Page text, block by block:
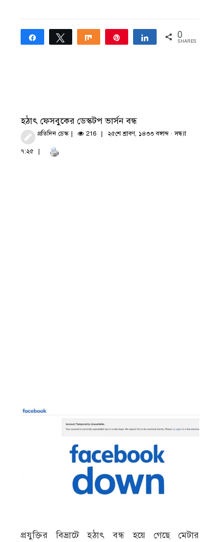
Share Tweet Share Share 0
SHARES
হঠাৎ ফেসবুকের ডেস্কটপ ভার্সন বন্ধ
প্রতিদিন ডেস্ক 216 ২৫শে শ্রাবণ, ১৪৩৩ বঙ্গাব্দ · সন্ধ্যা
৭:২৫
প্রযুক্তির বিভ্রাটে হঠাৎ বন্ধ হয়ে গেছে মেটার